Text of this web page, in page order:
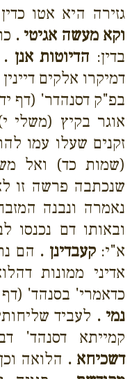
גזירה היא אטו
וקא מעשה אגיטי .
בדין: הדיוטות אנן .
דמיקרו אלקים
בפ"ק דסנהדר' (דף
אוגר בקיץ (משלי
זקנים שעלו עמו
(שמות כד) ואל
שנכתבה פרשה זו
נאמרה ונבנה
ובאותו דם נכנסו
א"י:קעבדינן . הם
אדיני ממונות
כדאמרי' בסנהד'
נמי . לעביד
קמייתא דסנהד'
דשכיחא . הלואה